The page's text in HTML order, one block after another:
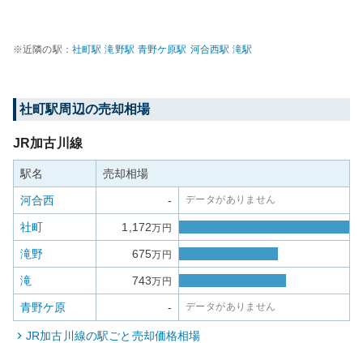
※近隣の駅： 社町駅 滝野駅 青野ケ原駅 河合西駅 滝駅
社町駅周辺の売却相場
JR加古川線
駅名 売却相場
河合西 - データがありません
社町 1,172万円
滝野 675万円
滝 743万円
青野ケ原 - データがありません
JR加古川線の駅ごと売却価格相場